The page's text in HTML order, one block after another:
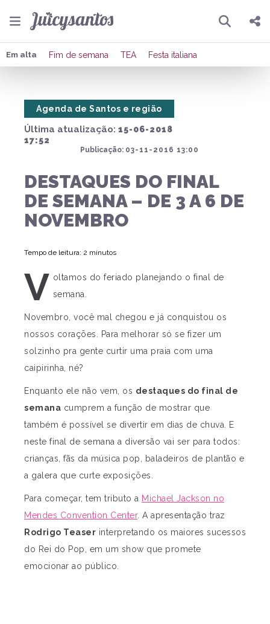
Pesquisar
Compartilhar
Em alta Fim de semana TEA Festa italiana
Última atualização: 15-06-2018
17:52
Publicação: 03-11-2016 13:00
Agenda de Santos e região
DESTAQUES DO FINAL
DE SEMANA – DE 3 A 6 DE
NOVEMBRO
Tempo de leitura: 2 minutos
V oltamos do feriado planejando o final de
semana.
Novembro, você mal chegou e já conquistou os
nossos corações. Para melhorar só se fizer um
solzinho pra gente curtir uma praia com uma
caipirinha, né?
Enquanto ele não vem, os destaques do final de
semana cumprem a função de mostrar que
também é possível se divertir em dias de chuva. E
neste final de semana a diversão vai ser para todos:
crianças, fãs da música pop, baladeiros de plantão e
a galera que curte exposições.
Para começar, tem tributo a Michael Jackson no
Mendes Convention Center. A apresentação traz
Rodrigo Teaser interpretando os maiores sucessos
do Rei do Pop, em um show que promete
emocionar ao público.